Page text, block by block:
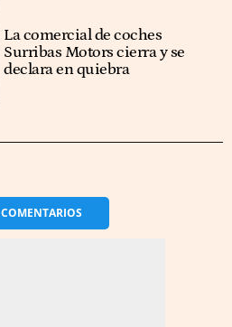
La comercial de coches
Surribas Motors cierra y se
declara en quiebra
COMENTARIOS